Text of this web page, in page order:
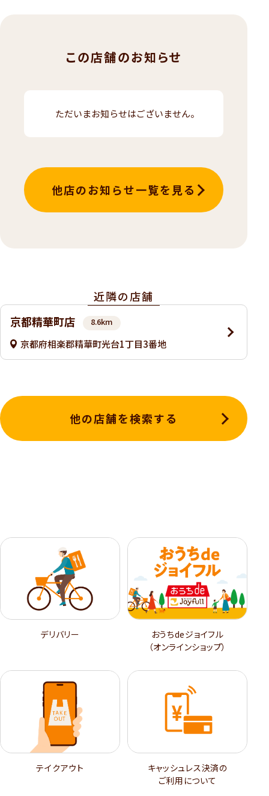
この店舗のお知らせ
ただいまお知らせはございません。
他店のお知らせ一覧を見る
近隣の店舗
京都精華町店
8.6km
京都府相楽郡精華町光台1丁目3番地
他の店舗を検索する
デリバリー
おうちdeジョイフル
（オンラインショップ）
テイクアウト
キャッシュレス決済の
ご利用について